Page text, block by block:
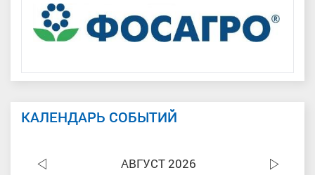
КАЛЕНДАРЬ СОБЫТИЙ
АВГУСТ 2026